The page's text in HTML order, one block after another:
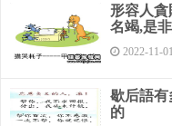
之，騎乃得過。羸兵為
得出，公大喜，諸將問之
晚；向使早放火，吾徒無
形容人貪
名竭,是
2022-11-01
歇后語有
的